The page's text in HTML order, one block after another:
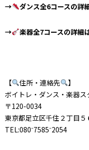
→ ダンス全6コースの詳
→ 楽器全7コースの詳細
【 住所・連絡先
】
ボイトレ・ダンス・楽器ス
〒120-0034
東京都足立区千住２丁目
TEL:080⁻7585⁻2054